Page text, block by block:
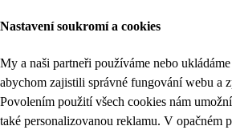
Nastavení soukromí a cookies
My a naši partneři používáme nebo
abychom zajistili správné fungování webu a
Povolením použití všech cookies nám
také personalizovanou reklamu. V opačném